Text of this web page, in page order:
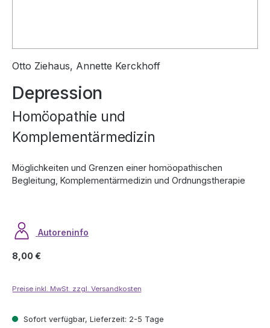
Otto Ziehaus, Annette Kerckhoff
Depression
Homöopathie und
Komplementärmedizin
Möglichkeiten und Grenzen einer homöopathischen
Begleitung, Komplementärmedizin und Ordnungstherapie
Autoreninfo
Regulärer Preis:
8,00 €
Preise inkl. MwSt. zzgl. Versandkosten
Sofort verfügbar, Lieferzeit: 2-5 Tage